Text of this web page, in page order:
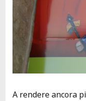
A rendere ancora